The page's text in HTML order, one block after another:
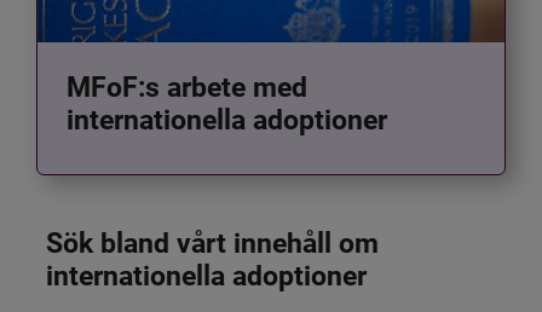
MFoF:s arbete med
internationella adoptioner
Sök bland vårt innehåll om
internationella adoptioner